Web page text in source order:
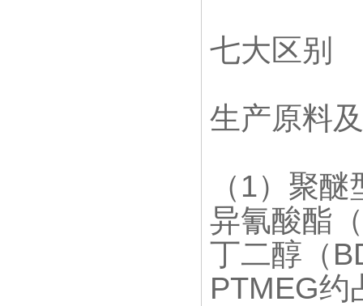
七大区别
生产原料
（1）聚醚
异氰酸酯
丁二醇（
PTMEG约